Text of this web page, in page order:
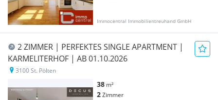
Immocentral Immobilientreuhand GmbH
2 ZIMMER | PERFEKTES SINGLE APARTMENT |
KARMELITERHOF | AB 01.10.2026
3100 St. Pölten
38 m²
2Zimmer